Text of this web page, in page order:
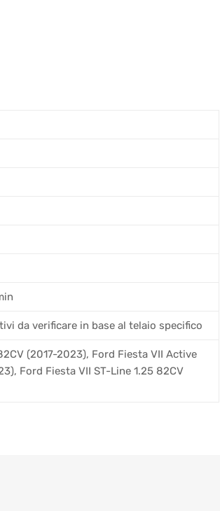
da verificare in base al telaio specifico
(2017-2023), Ford Fiesta VII Active
Ford Fiesta VII ST-Line 1.25 82CV